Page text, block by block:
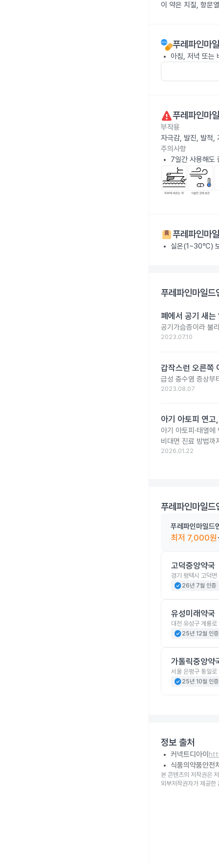
이 약은 치질, 항문
푸레파인마
아침, 저녁 또는
푸레파인마
부작용
자극감, 발진, 발적,
주의사항
7일간 사용해도
푸레파인마
실온(1~30℃)
푸레파인마일
폐에서 공기 새
공기가슴증이라 불
2023.07.10
갑작스런 오른쪽
급성 충수염 증상부
2023.08.07
아기 아토피 연
아기 아토피·태열
비대면 진료 방법까
2026.01.22
푸레파인마일
푸레파인마일
최저 7,000원
고덕중앙약국
경기 평택시 고덕
check_circle26년 7월 인증
유성미래약국
대전 유성구 계룡
check_circle25년 12월 인증
가톨릭중앙약
서울 은평구 통일
check_circle25년 10월 인증
정보 출처
커넥트디아이
식품의약품안전
본 콘텐츠의 저작권은
외부저작권자가 제공한